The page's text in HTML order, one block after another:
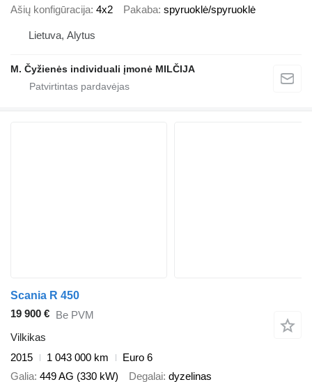
Ašių konfigūracija 4x2 Pakaba spyruoklė/spyruoklė
Lietuva, Alytus
M. Čyžienės individuali įmonė MILČIJA
Scania R 450
19 900 € Be PVM
Vilkikas
2015
1 043 000 km
Euro 6
Galia 449 AG (330 kW) Degalai dyzelinas